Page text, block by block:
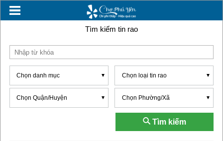
Tìm kiếm tin rao
Chọn danh mục Chọn loại tin rao
Chọn Quận/Huyện Chọn Phường/Xã
Tìm kiếm